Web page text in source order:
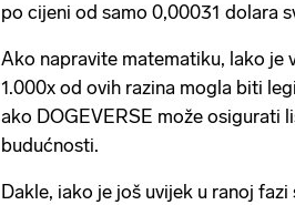
po cijeni od samo 0,00031 dolara
Ako napravite matematiku, lako je
1.000x od ovih razina mogla biti
ako DOGEVERSE može osigurati
budućnosti.
Dakle, iako je još uvijek u ranoj